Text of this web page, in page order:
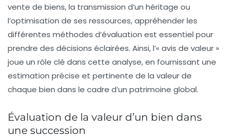
vente de biens, la transmission d’un héritage ou
l’optimisation de ses ressources, appréhender les
différentes méthodes d’évaluation est essentiel pour
prendre des décisions éclairées. Ainsi, l’« avis de valeur »
joue un rôle clé dans cette analyse, en fournissant une
estimation précise et pertinente de la valeur de
chaque bien dans le cadre d’un patrimoine global.
Évaluation de la valeur d’un bien dans
une succession